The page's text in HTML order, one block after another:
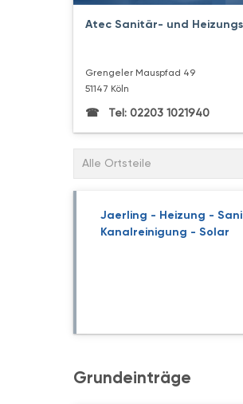
Atec Sanitär- und
Grengeler Mauspfad 49
51147 Köln
Tel: 02203 1021940
Alle Ortsteile
Jaerling - Heizung -
Kanalreinigung - Solar
Grundeinträge